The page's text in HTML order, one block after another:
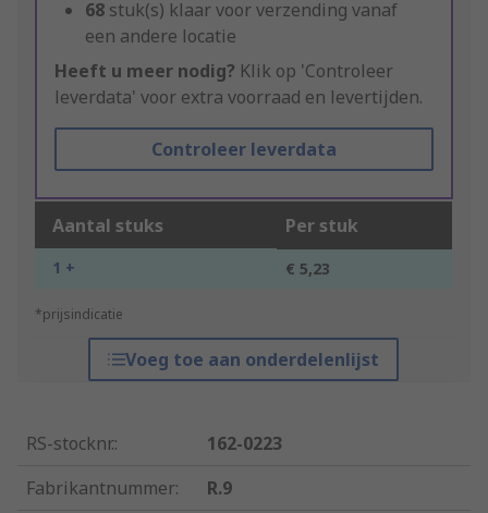
68 stuk(s) klaar voor verzending vanaf
een andere locatie
Heeft u meer nodig? Klik op 'Controleer
leverdata' voor extra voorraad en levertijden.
Controleer leverdata
Aantal stuks Per stuk
1 + € 5,23
*prijsindicatie
Voeg toe aan onderdelenlijst
RS-stocknr.:
162-0223
Fabrikantnummer:
R.9